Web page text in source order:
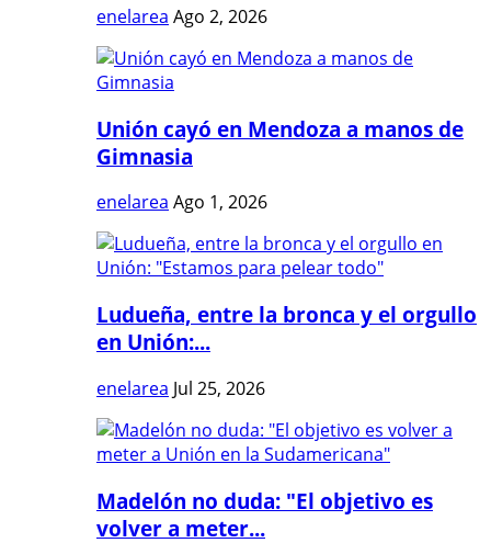
enelarea Ago 2, 2026
Unión cayó en Mendoza a manos de
Gimnasia
enelarea Ago 1, 2026
Ludueña, entre la bronca y el orgullo
en Unión:...
enelarea Jul 25, 2026
Madelón no duda: "El objetivo es
volver a meter...